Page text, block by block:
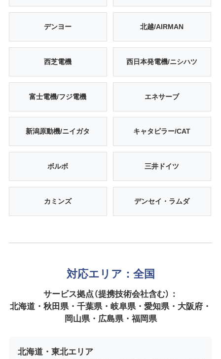
デンヨー 北越/AIRMAN
西芝電機 西日本発電機/ニシハツ
富士電機/フジ電機 エネサーブ
新潟原動機/ニイガタ キャタピラー/CAT
ボルボ 三井ドイツ
カミンズ デンセイ・ラムダ
対応エリア：全国
サービス拠点（提携技術会社含む）：
北海道・秋田県・千葉県・岐阜県・愛知県・大阪府・
岡山県・広島県・福岡県
北海道・東北エリア